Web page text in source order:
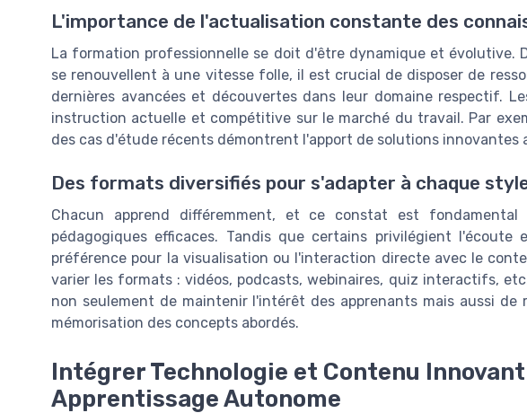
L'importance de l'actualisation constante des
La formation professionnelle se doit d'être dynamique et évolutive.
se renouvellent à une vitesse folle, il est crucial de disposer de
dernières avancées et découvertes dans leur domaine respectif.
instruction actuelle et compétitive sur le marché du travail. Par
des cas d'étude récents démontrent l'apport de solutions innovantes
Des formats diversifiés pour s'adapter à chaque
Chacun apprend différemment, et ce constat est fondamental
pédagogiques efficaces. Tandis que certains privilégient
préférence pour la visualisation ou l'interaction directe avec le
varier les formats : vidéos, podcasts, webinaires, quiz interactifs,
non seulement de maintenir l'intérêt des apprenants mais aussi
mémorisation des concepts abordés.
Intégrer Technologie et Contenu
Apprentissage Autonome